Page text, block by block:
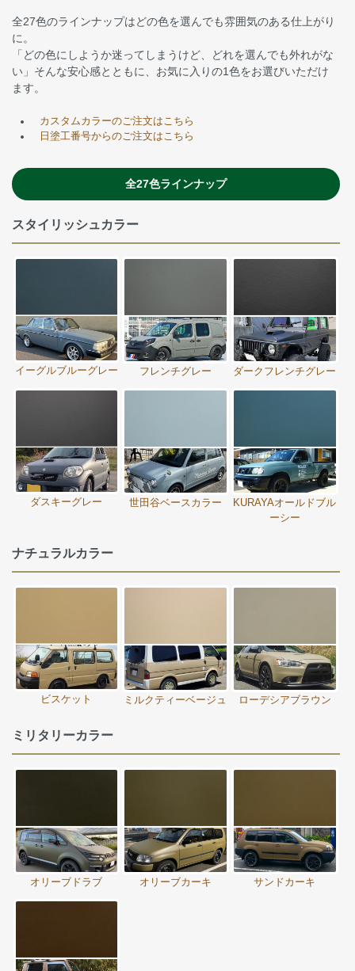
全27色のラインナップはどの色を選んでも雰囲気のある仕上がり
に。
「どの色にしようか迷ってしまうけど、どれを選んでも外れがな
い」そんな安心感とともに、お気に入りの1色をお選びいただけ
ます。
カスタムカラーのご注文はこちら
日塗工番号からのご注文はこちら
全27色ラインナップ
スタイリッシュカラー
イーグルブルーグレー フレンチグレー ダークフレンチグレー
ダスキーグレー 世田谷ベースカラー
KURAYAオールドブル
ーシー
ナチュラルカラー
ビスケット ミルクティーベージュ ローデシアブラウン
ミリタリーカラー
オリーブドラブ オリーブカーキ サンドカーキ